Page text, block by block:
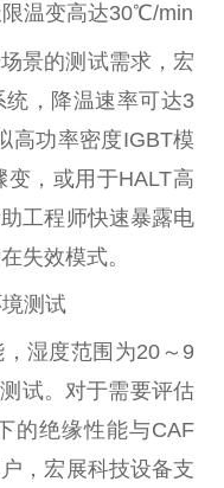
温变高达30℃/min
景的测试需求，宏
，降温速率可达3
高功率密度IGBT模
，或用于HALT高
工程师快速暴露电
失效模式。
测试
湿度范围为20～9
试。对于需要评估
的绝缘性能与CAF
，宏展科技设备支